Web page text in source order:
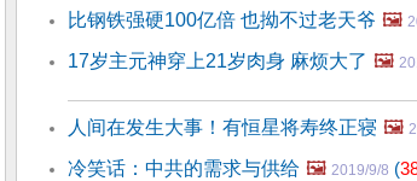
比钢铁强硬100亿倍 也拗不过老天爷 🖼️
17岁主元神穿上21岁肉身 麻烦大了 🖼️
人间在发生大事！有恒星将寿终正寝 🖼️
冷笑话：中共的需求与供给 🖼️ 2019/9/8 (